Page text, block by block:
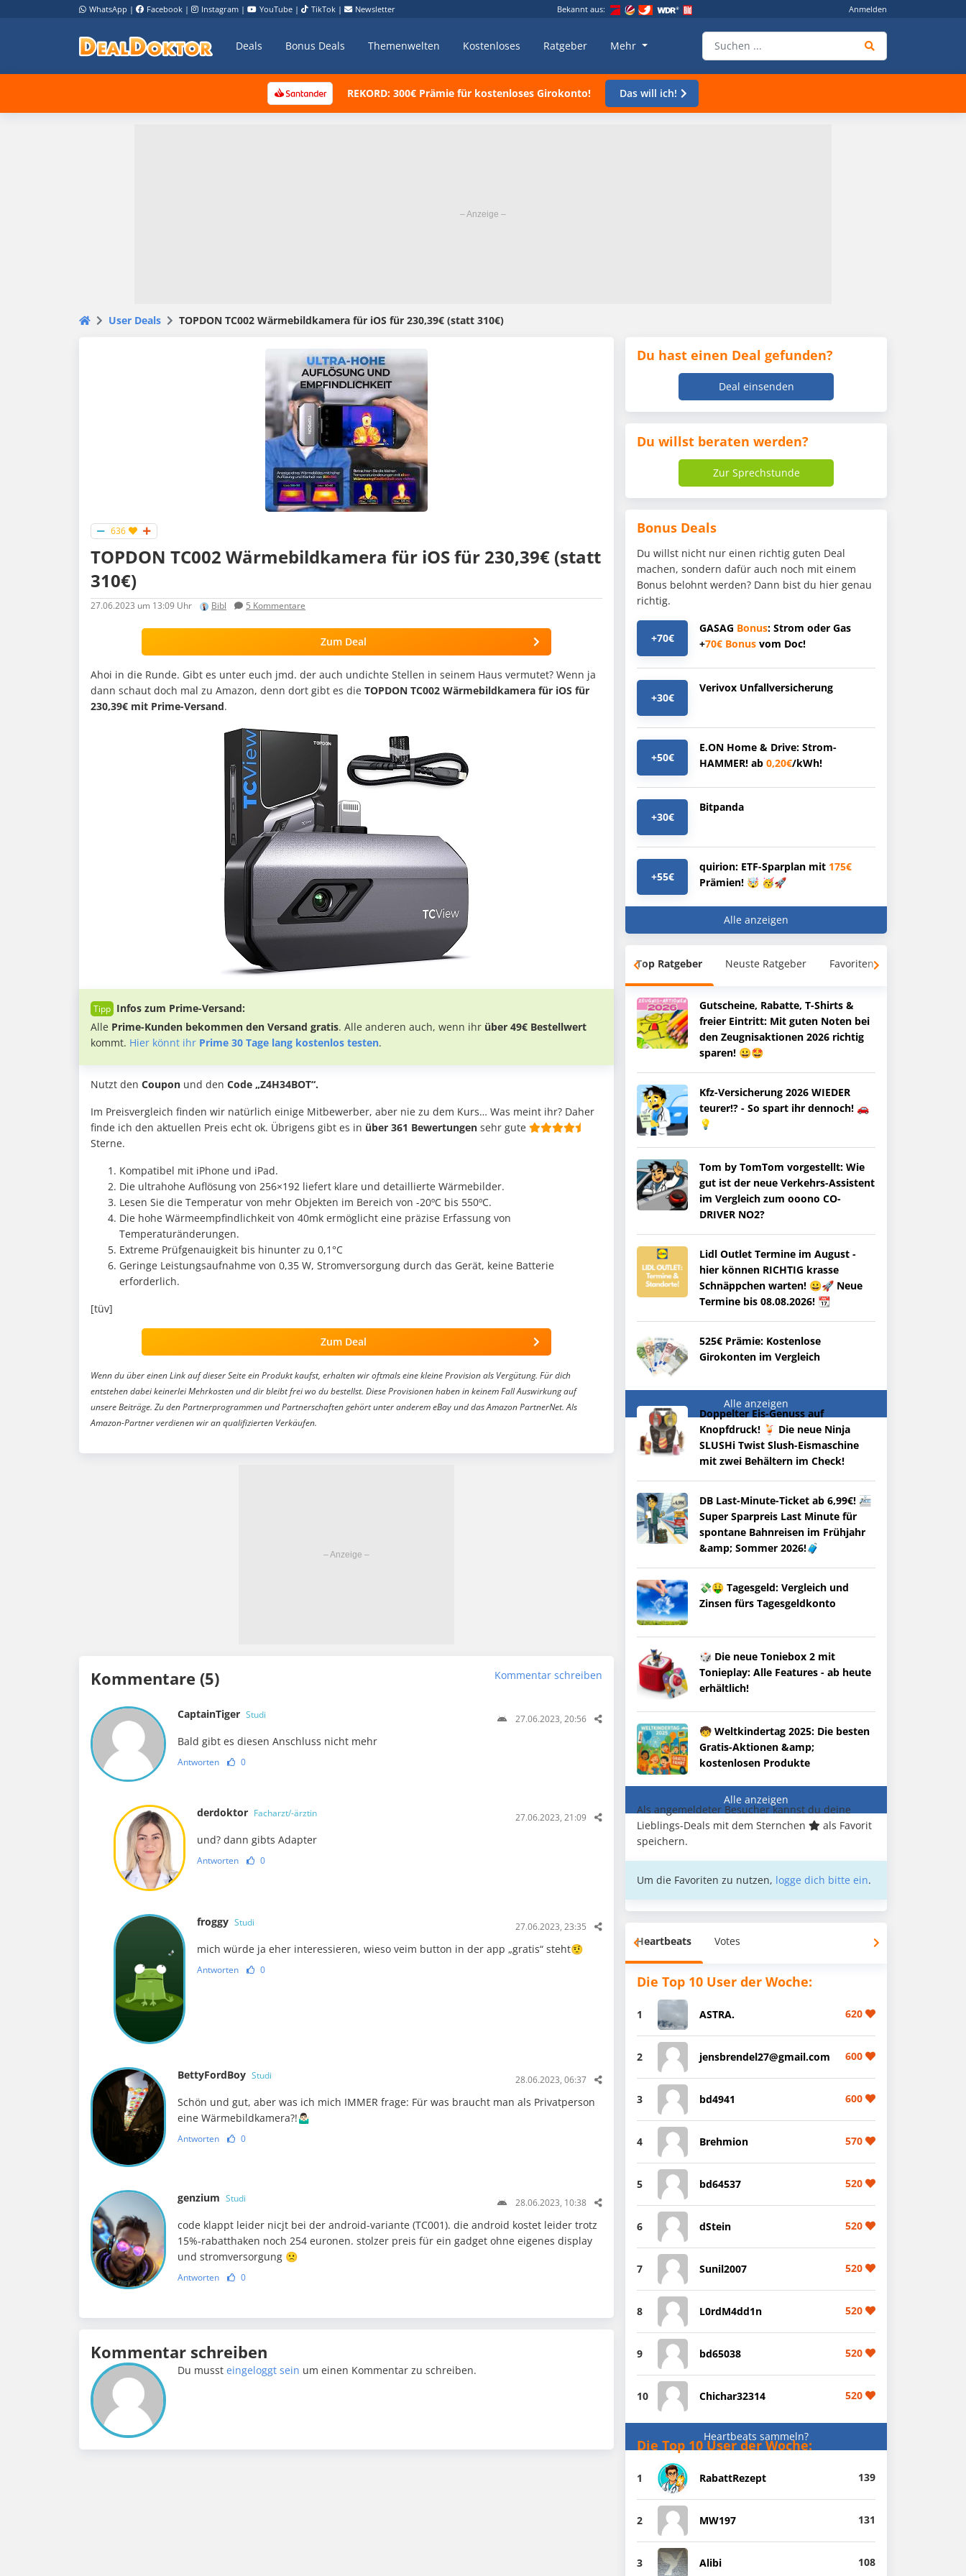
WhatsApp | Facebook | Instagram | YouTube | TikTok | Newsletter Bekannt aus: Anmelden
Deals Bonus Deals Themenwelten Kostenloses Ratgeber Mehr
REKORD: 300€ Prämie für kostenloses Girokonto! Das will ich!
User Deals TOPDON TC002 Wärmebildkamera für iOS für 230,39€ (statt 310€)
636
TOPDON TC002 Wärmebildkamera für iOS für 230,39€ (statt
310€)
27.06.2023 um 13:09 Uhr Bibl 5 Kommentare
Zum Deal
Ahoi in die Runde. Gibt es unter euch jmd. der auch undichte Stellen in seinem Haus vermutet? Wenn ja
dann schaut doch mal zu Amazon, denn dort gibt es die TOPDON TC002 Wärmebildkamera für iOS für
230,39€ mit Prime-Versand.
Infos zum Prime-Versand:
Alle Prime-Kunden bekommen den Versand gratis. Alle anderen auch, wenn ihr über 49€ Bestellwert
kommt. Hier könnt ihr Prime 30 Tage lang kostenlos testen.
Nutzt den Coupon und den Code „Z4H34BOT“.
Im Preisvergleich finden wir natürlich einige Mitbewerber, aber nie zu dem Kurs… Was meint ihr? Daher
finde ich den aktuellen Preis echt ok. Übrigens gibt es in über 361 Bewertungen sehr gute
Sterne.
Kompatibel mit iPhone und iPad.
Die ultrahohe Auflösung von 256×192 liefert klare und detaillierte Wärmebilder.
Lesen Sie die Temperatur von mehr Objekten im Bereich von -20ºC bis 550ºC.
Die hohe Wärmeempfindlichkeit von 40mk ermöglicht eine präzise Erfassung von
Temperaturänderungen.
Extreme Prüfgenauigkeit bis hinunter zu 0,1°C
Geringe Leistungsaufnahme von 0,35 W, Stromversorgung durch das Gerät, keine Batterie
erforderlich.
[tüv]
Zum Deal
Wenn du über einen Link auf dieser Seite ein Produkt kaufst, erhalten wir oftmals eine kleine Provision als Vergütung. Für dich
entstehen dabei keinerlei Mehrkosten und dir bleibt frei wo du bestellst. Diese Provisionen haben in keinem Fall Auswirkung auf
unsere Beiträge. Zu den Partnerprogrammen und Partnerschaften gehört unter anderem eBay und das Amazon PartnerNet. Als
Amazon-Partner verdienen wir an qualifizierten Verkäufen.
Kommentare (5) Kommentar schreiben
CaptainTiger Studi 27.06.2023, 20:56
Bald gibt es diesen Anschluss nicht mehr
Antworten 0
derdoktor Facharzt/-ärztin 27.06.2023, 21:09
und? dann gibts Adapter
Antworten 0
froggy Studi 27.06.2023, 23:35
mich würde ja eher interessieren, wieso veim button in der app „gratis“ steht🤨
Antworten 0
BettyFordBoy Studi 28.06.2023, 06:37
Schön und gut, aber was ich mich IMMER frage: Für was braucht man als Privatperson
eine Wärmebildkamera?!🤷🏻‍♂️
Antworten 0
genzium Studi 28.06.2023, 10:38
code klappt leider nicjt bei der android-variante (TC001). die android kostet leider trotz
15%-rabatthaken noch 254 euronen. stolzer preis für ein gadget ohne eigenes display
und stromversorgung 🙁
Antworten 0
Kommentar schreiben
Du mussteingeloggt sein um einen Kommentar zu schreiben.
Du hast einen Deal gefunden?
Deal einsenden
Du willst beraten werden?
Zur Sprechstunde
Bonus Deals
Du willst nicht nur einen richtig guten Deal
machen, sondern dafür auch noch mit einem
Bonus belohnt werden? Dann bist du hier genau
richtig.
+70€
GASAG Bonus: Strom oder Gas
+70€ Bonus vom Doc!
+30€
Verivox Unfallversicherung
+50€
E.ON Home & Drive: Strom-
HAMMER! ab 0,20€/kWh!
+30€
Bitpanda
+55€
quirion: ETF-Sparplan mit 175€
Prämien! 🤯 🥳🚀
Alle anzeigen
Top Ratgeber Neuste Ratgeber Favoriten
Gutscheine, Rabatte, T-Shirts &
freier Eintritt: Mit guten Noten bei
den Zeugnisaktionen 2026 richtig
sparen! 😀🤩
Kfz-Versicherung 2026 WIEDER
teurer!? - So spart ihr dennoch! 🚗
💡
Tom by TomTom vorgestellt: Wie
gut ist der neue Verkehrs-Assistent
im Vergleich zum ooono CO-
DRIVER NO2?
Lidl Outlet Termine im August -
hier können RICHTIG krasse
Schnäppchen warten! 😀🚀 Neue
Termine bis 08.08.2026! 📆
525€ Prämie: Kostenlose
Girokonten im Vergleich
Alle anzeigen
Doppelter Eis-Genuss auf
Knopfdruck! 🍹 Die neue Ninja
SLUSHi Twist Slush-Eismaschine
mit zwei Behältern im Check!
DB Last-Minute-Ticket ab 6,99€! 🚈
Super Sparpreis Last Minute für
spontane Bahnreisen im Frühjahr
&amp; Sommer 2026!🧳
💸🤑 Tagesgeld: Vergleich und
Zinsen fürs Tagesgeldkonto
🎲 Die neue Toniebox 2 mit
Tonieplay: Alle Features - ab heute
erhältlich!
🧒 Weltkindertag 2025: Die besten
Gratis-Aktionen &amp;
kostenlosen Produkte
Alle anzeigen
Als angemeldeter Besucher kannst du deine
Lieblings-Deals mit dem Sternchen
als Favorit
speichern.
Um die Favoriten zu nutzen, logge dich bitte ein.
Heartbeats Votes
Die Top 10 User der Woche:
1 ASTRA. 620
2 jensbrendel27@gmail.com 600
3 bd4941 600
4 Brehmion 570
5 bd64537 520
6 dStein 520
7 Sunil2007 520
8 L0rdM4dd1n 520
9 bd65038 520
10 Chichar32314 520
Heartbeats sammeln?
Die Top 10 User der Woche:
1 RabattRezept 139
2 MW197 131
3 Alibi 108